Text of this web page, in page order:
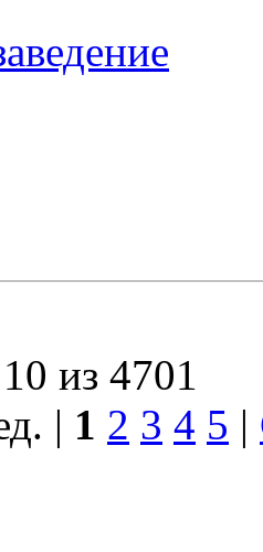
из 4701
| 1 2 3 4 5 |